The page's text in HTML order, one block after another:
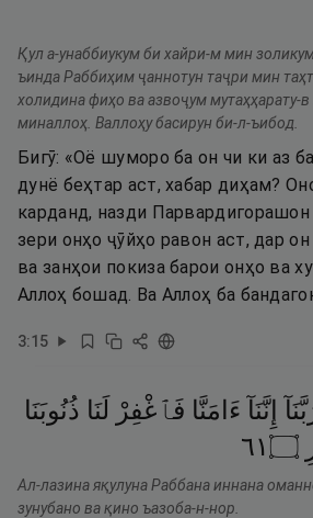
Қул а-унаббиукум би хайри-м мин
ъинда Раббиҳим ҷаннотун таҷри мин
холидина фиҳо ва азвоҷум мутаҳҳарату-
миналлоҳ. Валлоҳу басирун би-л-ъибод.
Бигӯ: «Оё шуморо ба он чи ки аз
дунё беҳтар аст, хабар диҳам?
карданд, назди Парвардигорашон
зери онҳо ҷӯйҳо равон аст, дар
ва занҳои покиза барои онҳо ва
Аллоҳ бошад. Ва Аллоҳ ба
3:15
إِنَّنَآ ءَامَنَّا فَٱغْفِرْ لَنَا ذُنُوبَنَا
۝١٦
Ал-лазина яқулуна Раббана иннана
зунубано ва қино ъазоба-н-нор.